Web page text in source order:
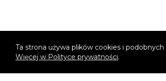
Ta strona używa plików cookies i
Więcej w Polityce prywatności.